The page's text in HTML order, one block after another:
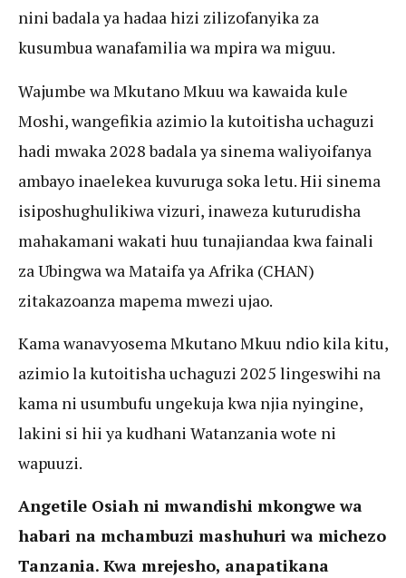
nini badala ya hadaa hizi zilizofanyika za
kusumbua wanafamilia wa mpira wa miguu.
Wajumbe wa Mkutano Mkuu wa kawaida kule
Moshi, wangefikia azimio la kutoitisha uchaguzi
hadi mwaka 2028 badala ya sinema waliyoifanya
ambayo inaelekea kuvuruga soka letu. Hii sinema
isiposhughulikiwa vizuri, inaweza kuturudisha
mahakamani wakati huu tunajiandaa kwa fainali
za Ubingwa wa Mataifa ya Afrika (CHAN)
zitakazoanza mapema mwezi ujao.
Kama wanavyosema Mkutano Mkuu ndio kila kitu,
azimio la kutoitisha uchaguzi 2025 lingeswihi na
kama ni usumbufu ungekuja kwa njia nyingine,
lakini si hii ya kudhani Watanzania wote ni
wapuuzi.
Angetile Osiah ni mwandishi mkongwe wa
habari na mchambuzi mashuhuri wa michezo
Tanzania. Kwa mrejesho, anapatikana